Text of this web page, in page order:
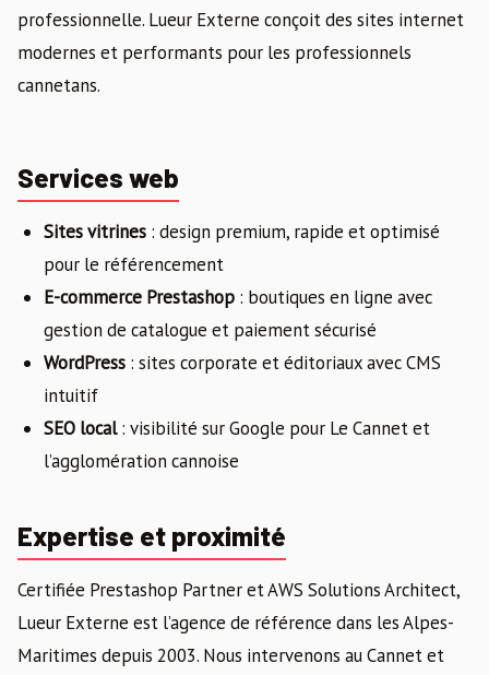
professionnelle. Lueur Externe conçoit des sites internet
modernes et performants pour les professionnels
cannetans.
Services web
Sites vitrines : design premium, rapide et optimisé
pour le référencement
E-commerce Prestashop : boutiques en ligne avec
gestion de catalogue et paiement sécurisé
WordPress : sites corporate et éditoriaux avec CMS
intuitif
SEO local: visibilité sur Google pour Le Cannet et
l’agglomération cannoise
Expertise et proximité
Certifiée Prestashop Partner et AWS Solutions Architect,
Lueur Externe est l’agence de référence dans les Alpes-
Maritimes depuis 2003. Nous intervenons au Cannet et